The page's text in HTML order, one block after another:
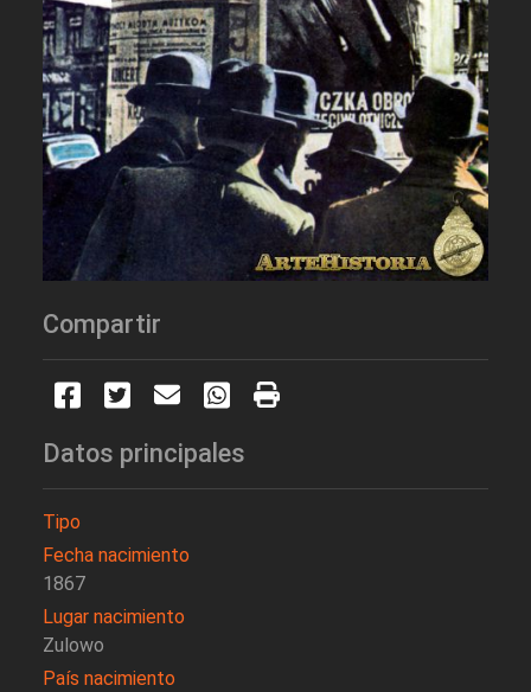
Compartir
Datos principales
Tipo
Fecha nacimiento
1867
Lugar nacimiento
Zulowo
País nacimiento